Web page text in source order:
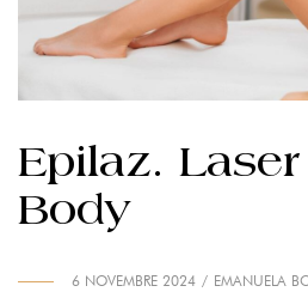
RESTAURANTS
MEETING &
RISERVATA
Epilaz.
Body
6 NOVEMBRE 2024 EMANUELA